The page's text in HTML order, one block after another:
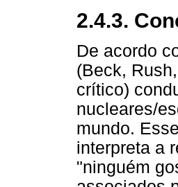
2.4.3.
De acordo
(Beck,
crítico)
nucleares/
mundo.
interpreta a
"ninguém